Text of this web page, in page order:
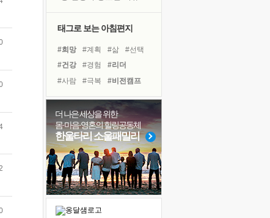
흙이 된 몸으로 출근하는 여자
꿈이 실제가 되는 것
'말 타는 법'을 먼저
졸업식 사진을 보며
아픈 아버지를 위한 공간 설계
극심한 변비, 어깨결림, 수면 장애
보고 싶은 어머니
유년 시절의 부산 영도 바다
못된 꼰대들
태그로 보는 아침편지
#희망 #계획 #삶
#선택
#건강
#경험
#리더
#사람
#극복
#비전캠프
#독서
#도움
#나눔
#독서캠프
#아이들
#위기
#다짐
#링컨학교
#유튜브
#명상
#바이러스
더 나은 세상을 위한
몸·마음·영혼의 힐링공동체
한울타리 소울패밀리